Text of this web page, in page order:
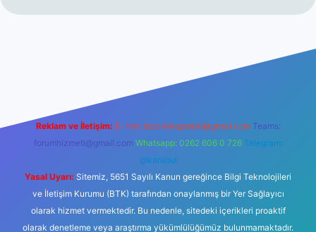
Reklam ve İletişim: E-mail: backlinkpaneli@gmail.com Teams:
forumhizmeti@gmail.com Whatsapp: 0262 606 0 726 Telegram:
@karabul
Yasal Uyarı: Sitemiz, 5651 Sayılı Kanun gereğince Bilgi Teknolojileri
ve İletişim Kurumu (BTK) tarafından onaylanmış bir Yer Sağlayıcı
olarak hizmet vermektedir. Bu nedenle, sitedeki içerikleri proaktif
olarak denetleme veya araştırma yükümlülüğümüz bulunmamaktadır.